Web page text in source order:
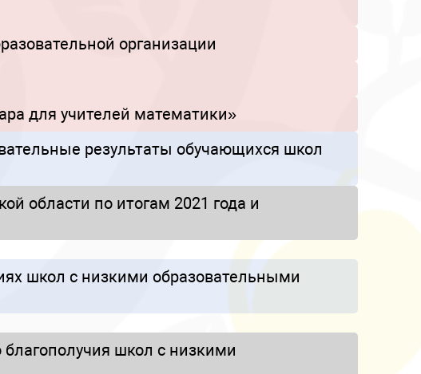
организации
для учителей математики»
результаты обучающихся школ
области по итогам 2021 года и
школ с низкими образовательными
школ с низкими